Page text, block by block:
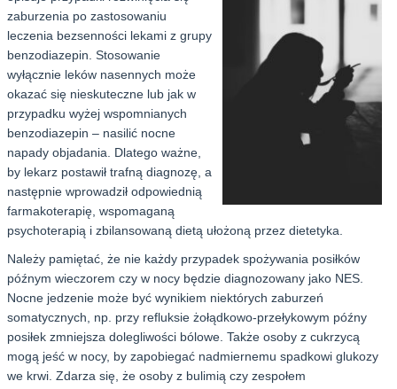
zaburzenia po zastosowaniu
leczenia bezsenności lekami z grupy
benzodiazepin. Stosowanie
wyłącznie leków nasennych może
okazać się nieskuteczne lub jak w
przypadku wyżej wspomnianych
benzodiazepin – nasilić nocne
napady objadania. Dlatego ważne,
by lekarz postawił trafną diagnozę, a
następnie wprowadził odpowiednią
farmakoterapię, wspomaganą
psychoterapią i zbilansowaną dietą ułożoną przez dietetyka.
Należy pamiętać, że nie każdy przypadek spożywania posiłków
późnym wieczorem czy w nocy będzie diagnozowany jako NES.
Nocne jedzenie może być wynikiem niektórych zaburzeń
somatycznych, np. przy refluksie żołądkowo-przełykowym późny
posiłek zmniejsza dolegliwości bólowe. Także osoby z cukrzycą
mogą jeść w nocy, by zapobiegać nadmiernemu spadkowi glukozy
we krwi. Zdarza się, że osoby z bulimią czy zespołem